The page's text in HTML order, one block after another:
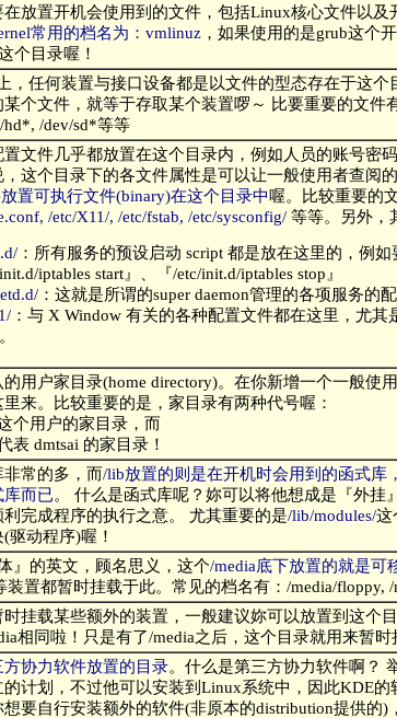
放置开机会使用到的文件，包括Linux核心文件以
常用的档名为：vmlinuz ，如果使用的是grub这个
个目录喔！
，任何装置与接口设备都是以文件的型态存在于这
个文件，就等于存取某个装置啰～ 比要重要的文件
hd*, /dev/sd*等等
置文件几乎都放置在这个目录内，例如人员的账号密
这个目录下的各文件属性是可以让一般使用者查阅
置可执行文件(binary)在这个目录中喔。比较重要的
/etc/X11/, /etc/fstab, /etc/sysconfig/ 等等。另外，
：所有服务的预设启动 script 都是放在这里的，例如
init.d/iptables start』、『/etc/init.d/iptables stop』
：这就是所谓的super daemon管理的各项服务的
：与 X Window 有关的各种配置文件都在这里，尤其
用户家目录(home directory)。在你新增一个一般使
来。比较重要的是，家目录有两种代号喔：
个用户的家目录，而
表 dmtsai 的家目录！
常的多，而/lib放置的则是在开机时会用到的函式库
库而已。 什么是函式库呢？妳可以将他想成是『外挂
完成程序的执行之意。 尤其重要的是/lib/modules/这
驱动程序)喔！
』的英文，顾名思义，这个/media底下放置的就是可
置都暂时挂载于此。常见的档名有：/media/floppy, /
挂载某些额外的装置，一般建议妳可以放置到这个
相同啦！只是有了/media之后，这个目录就用来暂时
方协力软件放置的目录。什么是第三方协力软件啊？
计划，不过他可以安装到Linux系统中，因此KDE的
想要自行安装额外的软件(非原本的distribution提供的)